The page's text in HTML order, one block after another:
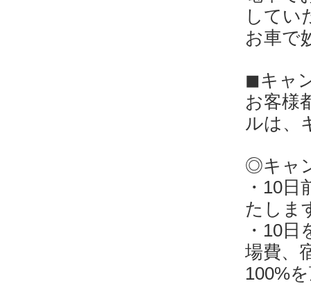
してい
お車で
◼︎キャ
お客様
ルは、
◎キャ
・10
たしま
・10
場費、
100%